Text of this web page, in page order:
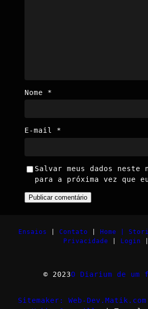
Nome *
E-mail *
Salvar meus dados neste
para a próxima vez que
Ensaios Contato Home |
Privacidade
Login
© 2023O Diarium de um
Sitemaker: Web-